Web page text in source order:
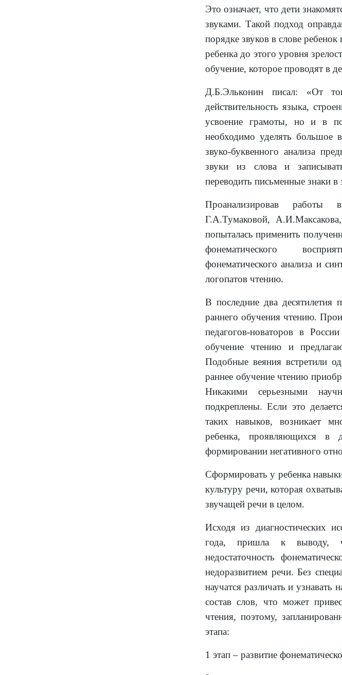
Это означает, что дети
звуками. Такой подход
порядке звуков в слове
ребенка до этого уровня
обучение, которое проводят в
Д.Б.Эльконин писал: «От
действительность языка,
усвоение грамоты, но и в
необходимо уделять большое
звуко-буквенного анализа
звуки из слова и
переводить письменные знаки
Проанализировав работы
Г.А.Тумаковой,
попыталась применить
фонематического
фонематического анализа и
логопатов чтению.
В последние два десятилетия
раннего обучения чтению.
педагогов-новаторов в
обучение чтению и
Подобные веяния встретили
раннее обучение чтению
Никакими серьезными
подкреплены. Если это
таких навыков, возникает
ребенка, проявляющихся в
формировании негативного
Сформировать у ребенка
культуру речи, которая
звучащей речи в целом.
Исходя из диагностических
года, пришла к выводу,
недостаточность
недоразвитием речи. Без
научатся различать и узнавать
состав слов, что может
чтения, поэтому,
этапа:
1 этап – развитие